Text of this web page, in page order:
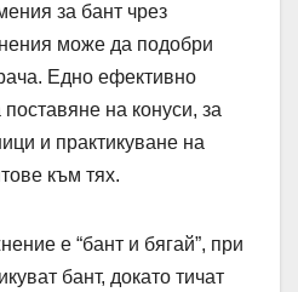
за бант чрез
може да подобри
Едно ефективно
на конуси, за
и практикуване на
към тях.
е “бант и бягай”, при
бант, докато тичат